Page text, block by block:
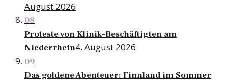
August 2026
08
Proteste von Klinik-Beschäftigten am
Niederrhein4. August 2026
09
Das goldene Abenteuer: Finnland im Sommer